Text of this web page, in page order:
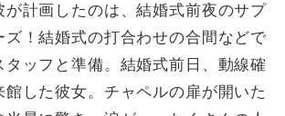
が計画したのは、結婚式前夜のサプ
ズ！結婚式の打合わせの合間などで
タッフと準備。結婚式前日、動線確
した彼女。チャペルの扉が開いた